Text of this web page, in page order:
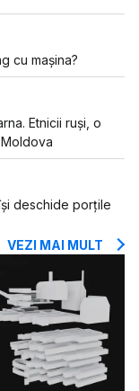
cu mașina?
Etnicii ruși, o
deschide porțile
VEZI MAI MULT